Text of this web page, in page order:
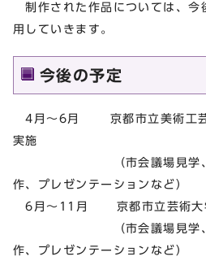
制作された作品については、今
用していきます。
今後の予定
4月～6月 京都市立美術工芸
実施
（市会議場見学、市会
作、プレゼンテーションなど）
6月～11月 京都市立芸術大
（市会議場見学、市会
作、プレゼンテーションなど）